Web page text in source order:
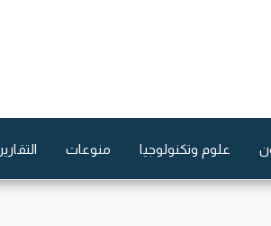
علوم وتكنولوجيا منوعات التقارير